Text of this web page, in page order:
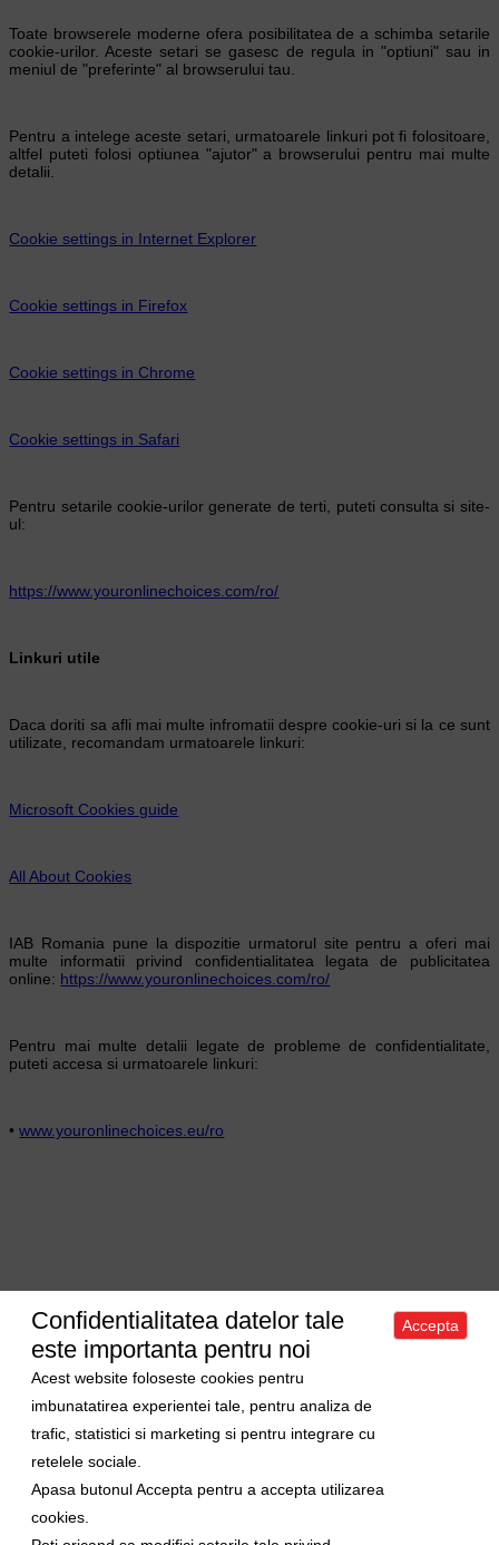
Toate browserele moderne ofera posibilitatea de a schimba setarile
cookie-urilor. Aceste setari se gasesc de regula in "optiuni" sau in
meniul de "preferinte" al browserului tau.
Pentru a intelege aceste setari, urmatoarele linkuri pot fi folositoare,
altfel puteti folosi optiunea "ajutor" a browserului pentru mai multe
detalii.
Cookie settings in Internet Explorer
Cookie settings in Firefox
Cookie settings in Chrome
Cookie settings in Safari
Pentru setarile cookie-urilor generate de terti, puteti consulta si site-
ul:
https://www.youronlinechoices.com/ro/
Linkuri utile
Daca doriti sa afli mai multe infromatii despre cookie-uri si la ce sunt
utilizate, recomandam urmatoarele linkuri:
Microsoft Cookies guide
All About Cookies
IAB Romania pune la dispozitie urmatorul site pentru a oferi mai
multe informatii privind confidentialitatea legata de publicitatea
online: https://www.youronlinechoices.com/ro/
Pentru mai multe detalii legate de probleme de confidentialitate,
puteti accesa si urmatoarele linkuri:
•www.youronlinechoices.eu/ro
Acasa|Despre noi|Apartamente|Case/Vile Terenuri|Spatii
comerciale|Trimite oferta ta|Contact
Politica de confidentialitate
|Politica de cookies
Curs valutar
1 Euro = 5.2489 RON
Ne gasiti si pe
Confidentialitatea datelor tale
este importanta pentru noi
Acest website foloseste cookies pentru
imbunatatirea experientei tale, pentru analiza de
trafic, statistici si marketing si pentru integrare cu
retelele sociale.
Apasa butonul Accepta pentru a accepta utilizarea
cookies.
Accepta